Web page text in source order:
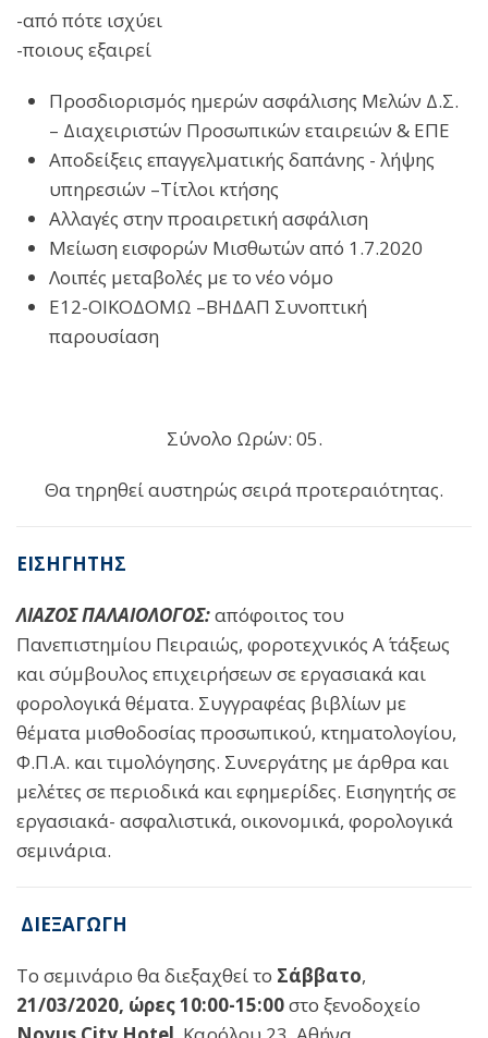
-από πότε ισχύει
-ποιους εξαιρεί
Προσδιορισμός ημερών ασφάλισης Μελών Δ.Σ.
– Διαχειριστών Προσωπικών εταιρειών & ΕΠΕ
Αποδείξεις επαγγελματικής δαπάνης - λήψης
υπηρεσιών –Τίτλοι κτήσης
Αλλαγές στην προαιρετική ασφάλιση
Μείωση εισφορών Μισθωτών από 1.7.2020
Λοιπές μεταβολές με το νέο νόμο
Ε12-ΟΙΚΟΔΟΜΩ –ΒΗΔΑΠ Συνοπτική
παρουσίαση
Σύνολο Ωρών: 05.
Θα τηρηθεί αυστηρώς σειρά προτεραιότητας.
ΕΙΣΗΓΗΤΗΣ
ΛΙΑΖΟΣ ΠΑΛΑΙΟΛΟΓΟΣ:απόφοιτος του
Πανεπιστημίου Πειραιώς, φοροτεχνικός Α΄ τάξεως
και σύμβουλος επιχειρήσεων σε εργασιακά και
φορολογικά θέματα. Συγγραφέας βιβλίων με
θέματα μισθοδοσίας προσωπικού, κτηματολογίου,
Φ.Π.Α. και τιμολόγησης. Συνεργάτης με άρθρα και
μελέτες σε περιοδικά και εφημερίδες. Εισηγητής σε
εργασιακά- ασφαλιστικά, οικονομικά, φορολογικά
σεμινάρια.
ΔΙΕΞΑΓΩΓΗ
Το σεμινάριο θα διεξαχθεί το Σάββατο,
21/03/2020, ώρες 10:00-15:00στο ξενοδοχείο